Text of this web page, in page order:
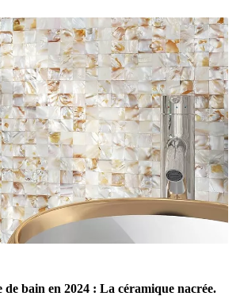
de bain en 2024 : La céramique nacrée.